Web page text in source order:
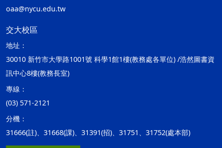
oaa@nycu.edu.tw
交大校區
地址：
30010 新竹市大學路1001號 科學1館1樓(教務處各單位) /浩然圖書資
訊中心8樓(教務長室)
專線：
(03) 571-2121
分機：
31666(註)、31668(課)、31391(招)、31751、31752(處本部)